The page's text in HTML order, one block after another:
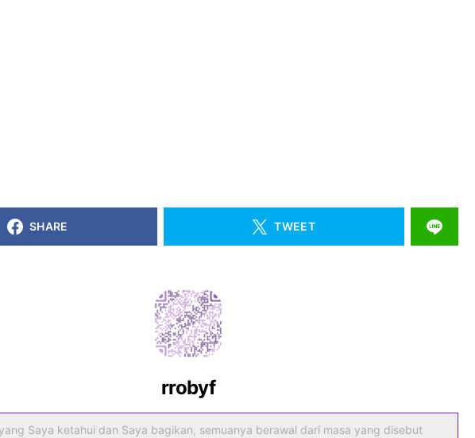
SHARE TWEET
rrobyf
Saya ketahui dan Saya bagikan, semuanya berawal dari masa yang disebut